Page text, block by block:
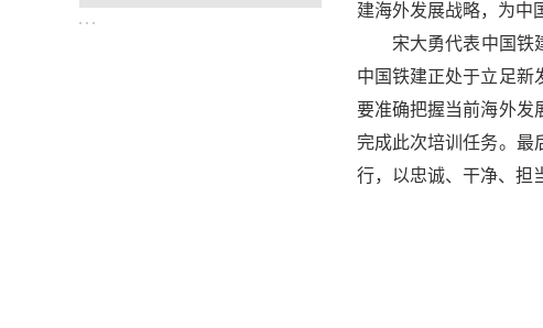
建海外发展战略，为中
宋大勇代表中国铁
中国铁建正处于立足新
要准确把握当前海外发
完成此次培训任务。最
行，以忠诚、干净、担